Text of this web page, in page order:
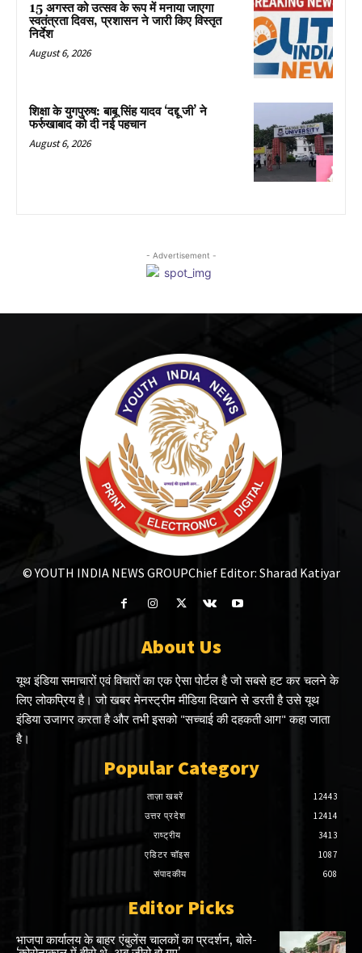
15 अगस्त को उत्सव के रूप में मनाया जाएगा
स्वतंत्रता दिवस, प्रशासन ने जारी किए विस्तृत
निर्देश
August 6, 2026
शिक्षा के युगपुरुष: बाबू सिंह यादव ‘दद्दू जी’ ने
फर्रुखाबाद को दी नई पहचान
August 6, 2026
- Advertisement -
© YOUTH INDIA NEWS GROUPChief Editor: Sharad Katiyar
About Us
यूथ इंडिया समाचारों एवं विचारों का एक ऐसा पोर्टल है जो सबसे हट कर चलने के
लिए लोकप्रिय है। जो खबर मेनस्ट्रीम मीडिया दिखाने से डरती है उसे यूथ
इंडिया उजागर करता है और तभी इसको "सच्चाई की दहकती आग" कहा जाता
है।
Popular Category
ताज़ा खबरें
12443
उत्तर प्रदेश
12414
राष्ट्रीय
3413
एडिटर चॉइस
1087
संपादकीय
608
Editor Picks
भाजपा कार्यालय के बाहर एंबुलेंस चालकों का प्रदर्शन, बोले-